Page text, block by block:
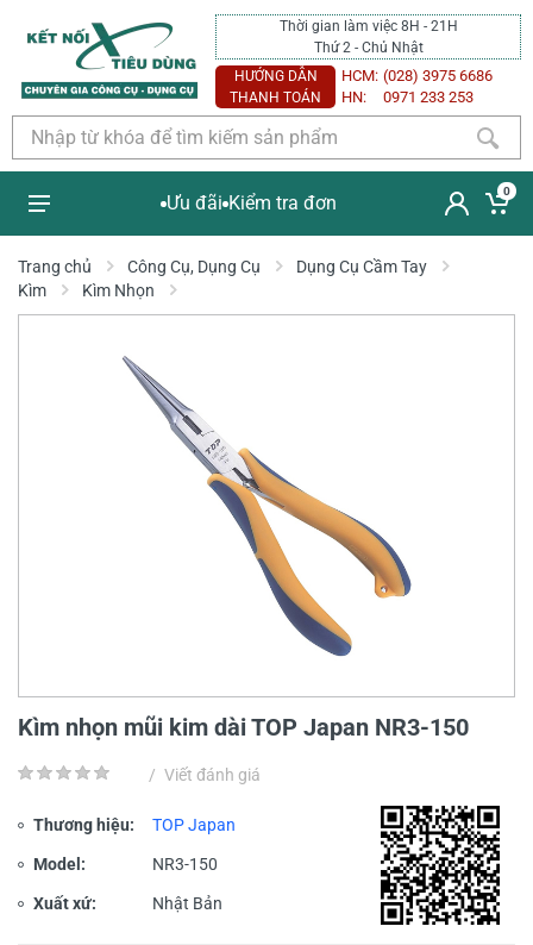
Thời gian làm việc 8H - 21H
Thứ 2 - Chủ Nhật
HƯỚNG DẪN
THANH TOÁN
HCM: (028) 3975 6686
HN:
0971 233 253
Ưu đãi Kiểm tra đơn
0
Trang chủ Công Cụ, Dụng Cụ
Dụng Cụ Cầm Tay
Kìm
Kìm Nhọn
Kìm nhọn mũi kim dài TOP Japan NR3-150
/ Viết đánh giá
Thương hiệu: TOP Japan
Model: NR3-150
Xuất xứ: Nhật Bản